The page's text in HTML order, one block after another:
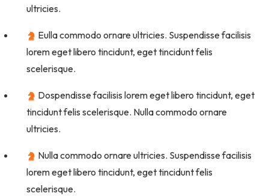
ultricies.
Eulla commodo ornare ultricies. Suspendisse facilisis
lorem eget libero tincidunt, eget tincidunt felis
scelerisque.
Dospendisse facilisis lorem eget libero tincidunt, eget
tincidunt felis scelerisque. Nulla commodo ornare
ultricies.
Nulla commodo ornare ultricies. Suspendisse facilisis
lorem eget libero tincidunt, eget tincidunt felis
scelerisque.